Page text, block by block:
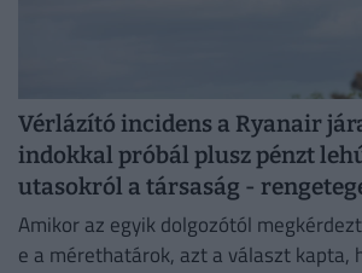
Vérlázító incidens a Ryanair
indokkal próbál plusz pénzt
utasokról a társaság -
Amikor az egyik dolgozótól
e a mérethatárok, azt a választ kapta,